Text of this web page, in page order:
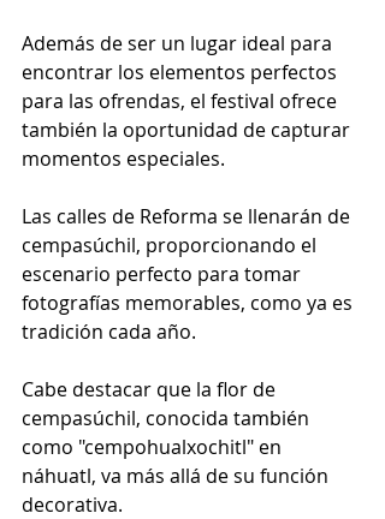
Además de ser un lugar ideal para
encontrar los elementos perfectos
para las ofrendas, el festival ofrece
también la oportunidad de capturar
momentos especiales.
Las calles de Reforma se llenarán de
cempasúchil, proporcionando el
escenario perfecto para tomar
fotografías memorables, como ya es
tradición cada año.
Cabe destacar que la flor de
cempasúchil, conocida también
como "cempohualxochitl" en
náhuatl, va más allá de su función
decorativa.